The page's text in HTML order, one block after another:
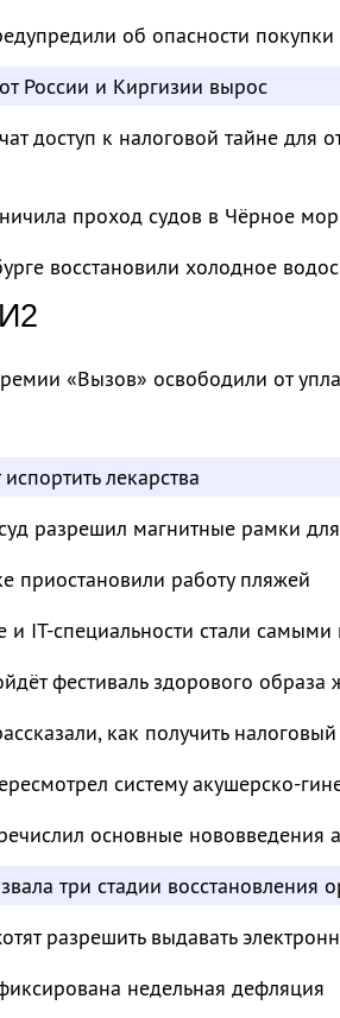
об опасности
России и Киргизии вырос
доступ к налоговой тайне для
проход судов в Чёрное
восстановили холодное
«Вызов» освободили от
лекарства
разрешил магнитные рамки
приостановили работу пляжей
IT-специальности стали
фестиваль здорового
как получить
систему акушерско-
основные нововведения
три стадии восстановления
разрешить выдавать
недельная дефляция